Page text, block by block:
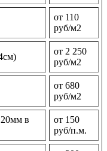
от 110
руб/м2
от 2 250
руб/м2
от 680
руб/м2
в
от 150
руб/п.м.